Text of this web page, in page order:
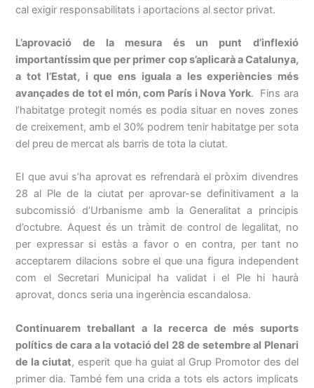
cal exigir responsabilitats i aportacions al sector privat.
L’aprovació de la mesura és un punt d’inflexió
importantíssim que per primer cop s’aplicarà a Catalunya,
a tot l’Estat, i que ens iguala a les experiències més
avançades de tot el món, com París i Nova York. Fins ara
l’habitatge protegit només es podia situar en noves zones
de creixement, amb el 30% podrem tenir habitatge per sota
del preu de mercat als barris de tota la ciutat.
El que avui s’ha aprovat es refrendarà el pròxim divendres
28 al Ple de la ciutat per aprovar-se definitivament a la
subcomissió d’Urbanisme amb la Generalitat a principis
d’octubre. Aquest és un tràmit de control de legalitat, no
per expressar si estàs a favor o en contra, per tant no
acceptarem dilacions sobre el que una figura independent
com el Secretari Municipal ha validat i el Ple hi haurà
aprovat, doncs seria una ingerència escandalosa.
Continuarem treballant a la recerca de més suports
polítics de cara a la votació del 28 de setembre al Plenari
de la ciutat, esperit que ha guiat al Grup Promotor des del
primer dia. També fem una crida a tots els actors implicats